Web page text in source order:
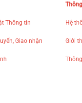
Thông tin
Giao nhận
Hệ
Giới